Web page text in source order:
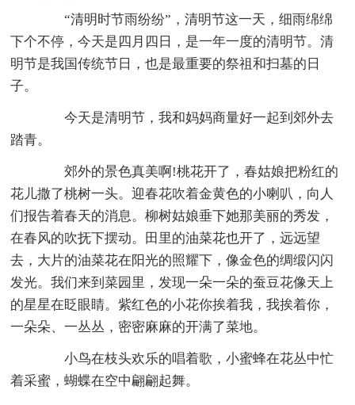
“清明时节雨纷纷”，清明节这一天，细雨绵绵
下个不停，今天是四月四日，是一年一度的清明节。清
明节是我国传统节日，也是最重要的祭祖和扫墓的日
子。
今天是清明节，我和妈妈商量好一起到郊外去
踏青。
郊外的景色真美啊!桃花开了，春姑娘把粉红的
花儿撒了桃树一头。迎春花吹着金黄色的小喇叭，向人
们报告着春天的消息。柳树姑娘垂下她那美丽的秀发，
在春风的吹抚下摆动。田里的油菜花也开了，远远望
去，大片的油菜花在阳光的照耀下，像金色的绸缎闪闪
发光。我们来到菜园里，发现一朵一朵的蚕豆花像天上
的星星在眨眼睛。紫红色的小花你挨着我，我挨着你，
一朵朵、一丛丛，密密麻麻的开满了菜地。
小鸟在枝头欢乐的唱着歌，小蜜蜂在花丛中忙
着采蜜，蝴蝶在空中翩翩起舞。